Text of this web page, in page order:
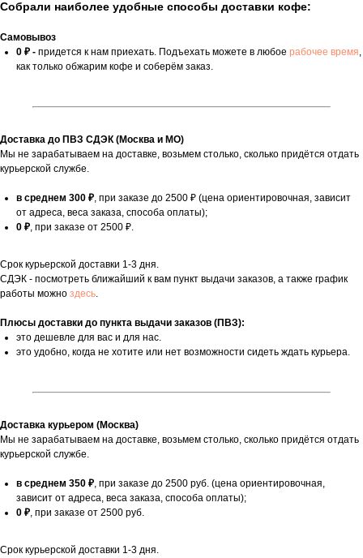
Собрали наиболее удобные способы доставки кофе:
Самовывоз
0 ₽ - придется к нам приехать. Подъехать можете в любое рабочее время,
как только обжарим кофе и соберём заказ.
Доставка до ПВЗ СДЭК (Москва и МО)
Мы не зарабатываем на доставке, возьмем столько, сколько придётся отдать
курьерской службе.
в среднем 300 ₽, при заказе до 2500 ₽ (цена ориентировочная, зависит
от адреса, веса заказа, способа оплаты);
0 ₽, при заказе от 2500 ₽.
Срок курьерской доставки 1-3 дня.
СДЭК - посмотреть ближайший к вам пункт выдачи заказов, а также график
работы можно здесь.
Плюсы доставки до пункта выдачи заказов (ПВЗ):
это дешевле для вас и для нас.
это удобно, когда не хотите или нет возможности сидеть ждать курьера.
Доставка курьером (Москва)
Мы не зарабатываем на доставке, возьмем столько, сколько придётся отдать
курьерской службе.
в среднем 350 ₽, при заказе до 2500 руб. (цена ориентировочная,
зависит от адреса, веса заказа, способа оплаты);
0 ₽, при заказе от 2500 руб.
Срок курьерской доставки 1-3 дня.